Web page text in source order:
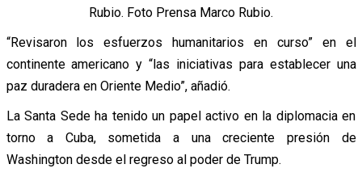
Rubio. Foto Prensa Marco Rubio.
“Revisaron los esfuerzos humanitarios en curso” en el
continente americano y “las iniciativas para establecer una
paz duradera en Oriente Medio”, añadió.
La Santa Sede ha tenido un papel activo en la diplomacia en
torno a Cuba, sometida a una creciente presión de
Washington desde el regreso al poder de Trump.